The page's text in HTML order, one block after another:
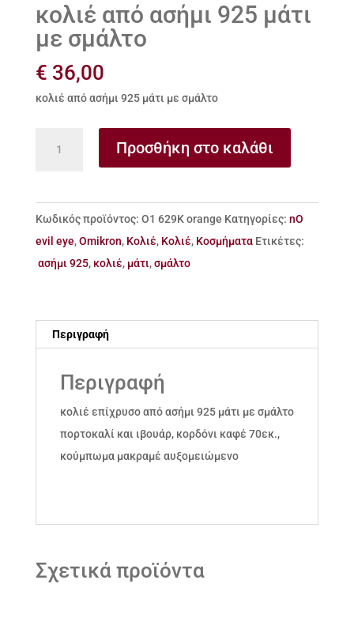
κολιέ από ασήμι 925 μάτι
με σμάλτο
€ 36,00
κολιέ από ασήμι 925 μάτι με σμάλτο
925
μάτι
με
σμάλτο
Προσθήκη στο καλάθι
Κωδικός προϊόντος: Ο1 629Κ orange Κατηγορίες: nO
evil eye,Omikron, Κολιέ, Κολιέ, Κοσμήματα Ετικέτες:
ασήμι 925, κολιέ, μάτι,σμάλτο
Περιγραφή
Περιγραφή
κολιέ επίχρυσο από ασήμι 925 μάτι με σμάλτο
πορτοκαλί και ιβουάρ, κορδόνι καφέ 70εκ.,
κούμπωμα μακραμέ αυξομειώμενο
Σχετικά προϊόντα